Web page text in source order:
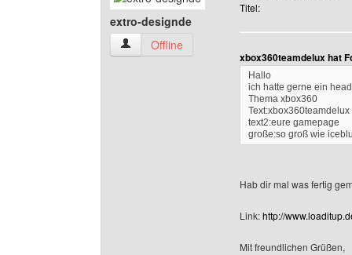
extro-designde
extro-designde Benutzer-Profile anzeigen
Offline
Titel:
xbox360teamdelux hat
Hallo
ich hatte gerne ein
Thema xbox360
Text:xbox360teamdelux
text2:eure gamepage
große:so groß wie
Hab dir mal was fertig
Link:http://
Mit freundlichen Grüßen,